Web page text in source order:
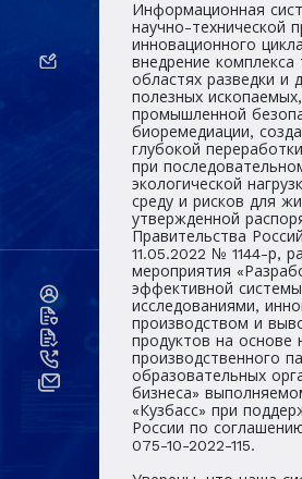
Информационная
научно-технической
инновационного
внедрение комплекса
областях разведки и
полезных
промышленной
биоремедиации,
глубокой
при
экологической
среду и рисков для
утвержденной
Правительства
11.05.2022 № 1144-р,
мероприятия
эффективной
исследованиями,
производством и
продуктов на основе
производственного
образовательных
бизнеса»
«Кузбасс» при
России по
075-10-2022-115.